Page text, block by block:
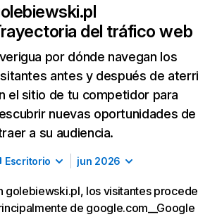
del tráfico web
por dónde navegan los
antes y después de
el sitio de tu competidor para
nuevas oportunidades de
a su audiencia.
Escritorio jun 2026
golebiewski.pl, los visitantes
de google.com__Google